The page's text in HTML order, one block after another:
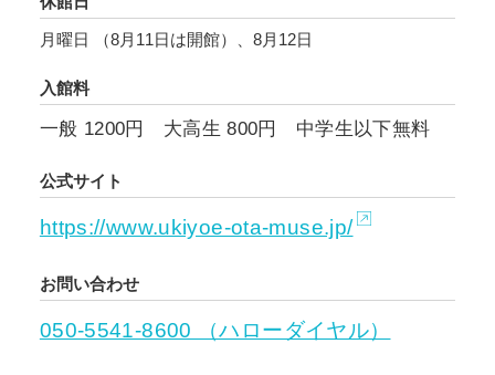
月曜日 （8月11日は開館）、8月12日
入館料
一般 1200円 大高生 800円 中学生以下無料
公式サイト
https://www.ukiyoe-ota-muse.jp/
お問い合わせ
050-5541-8600 （ハローダイヤル）